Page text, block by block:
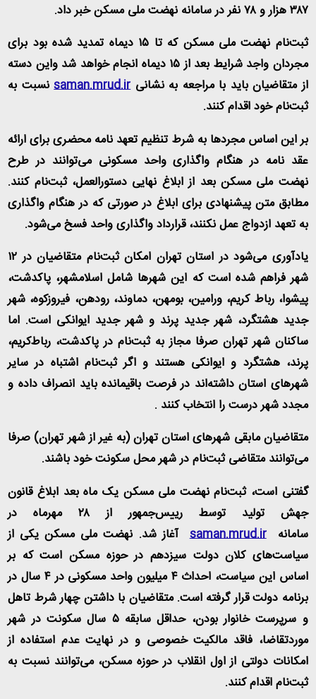
۳۸۷ هزار و ۷۸ نفر در سامانه نهضت ملی مسکن خبر داد
.
ثبت‌نام نهضت ملی مسکن که تا ۱۵ دیماه تمدید شده بود برای
مجردان واجد شرایط بعد از ۱۵ دیماه انجام خواهد شد واین دسته
از متقاضیان باید با مراجعه به نشانی saman.mrud.ir نسبت به
ثبت‌نام خود اقدام کنند.
بر این اساس مجردها به شرط تنظیم تعهد نامه محضری برای ارائه
عقد نامه در هنگام واگذاری واحد مسکونی می‌توانند در طرح
نهضت ملی مسکن بعد از ابلاغ نهایی دستورالعمل، ثبت‌نام کنند.
مطابق متن پیشنهادی برای ابلاغ در صورتی که در هنگام واگذاری
به تعهد ازدواج عمل نکنند، قرارداد واگذاری واحد فسخ می‌شود.
یادآوری می‌شود در استان تهران امکان ثبت‌نام متقاضیان در ۱۲
شهر فراهم شده است که این شهرها شامل اسلامشهر، پاکدشت،
پیشوا، رباط کریم، ورامین، بومهن، دماوند، رودهن، فیروزکوه، شهر
جدید هشتگرد، شهر جدید پرند و شهر جدید ایوانکی است. اما
ساکنان شهر تهران صرفا مجاز به ثبت‌نام در پاکدشت، رباط‌کریم،
پرند، هشتگرد و ایوانکی هستند و اگر ثبت‌نام اشتباه در سایر
شهرهای استان داشته‌اند در فرصت باقیمانده باید انصراف داده و
مجدد شهر درست را انتخاب کنند .
متقاضیان مابقی شهرهای استان تهران (به غیر از شهر تهران) صرفا
می‌توانند متقاضی ثبت‌نام در شهر محل سکونت خود باشند.
گفتنی است، ثبت‌نام نهضت ملی مسکن یک ماه بعد ابلاغ قانون
جهش تولید توسط رییس‌جمهور از ۲۸ مهرماه در
سامانه
saman.mrud.ir آغاز شد. نهضت ملی مسکن یکی از
سیاست‌های کلان دولت سیزدهم در حوزه مسکن است که بر
اساس این سیاست، احداث ۴ میلیون واحد مسکونی در ۴ سال در
برنامه دولت قرار گرفته است. متقاضیان با داشتن چهار شرط تاهل
و سرپرست خانوار بودن، حداقل سابقه ۵ سال سکونت در شهر
موردتقاضا، فاقد مالکیت خصوصی و در نهایت عدم استفاده از
امکانات دولتی از اول انقلاب در حوزه مسکن، می‌توانند نسبت به
ثبت‌نام اقدام کنند.